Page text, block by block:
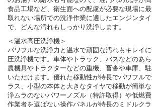
食品工場など、衛生面への配慮が必要な現場に
取れない場所での洗浄作業に適したエンジンタ
で、どんな汚れもしっかり洗浄します。
＜温水高圧洗浄機＞
パワフルな洗浄力と温水で頑固な汚れもキレイ
圧洗浄機です。車体やトラック、バスなどのあら
農機具やトラクターなどの重機、畜舎や車庫、
いただけます。優れた移動性が特長でパワフル
ラス、小型の本体と大きなタイヤで移動が簡単
浄ムラのないパワーノズル（特許取得）や低燃費
作業者を選ばない操作パネルが特長のミドルク